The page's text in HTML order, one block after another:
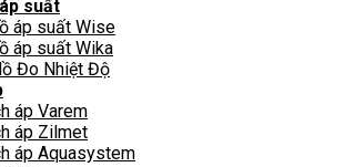
suất
áp suất Wise
áp suất Wika
Đo Nhiệt Độ
áp Varem
áp Zilmet
áp Aquasystem